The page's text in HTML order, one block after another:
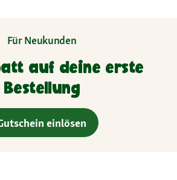
Für Neukunden
auf deine erste
Bestellung
einlösen